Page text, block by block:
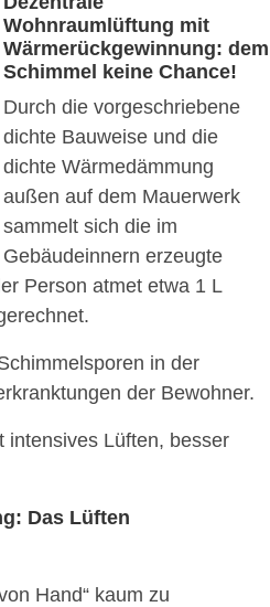
Wohnraumlüftung mit
Wärmerückgewinnung: dem
Schimmel keine Chance!
Durch die vorgeschriebene
dichte Bauweise und die
dichte Wärmedämmung
außen auf dem Mauerwerk
sammelt sich die im
Gebäudeinnern erzeugte
Person atmet etwa 1 L
in der
der Bewohner.
intensives Lüften, besser
Das Lüften
Hand“ kaum zu